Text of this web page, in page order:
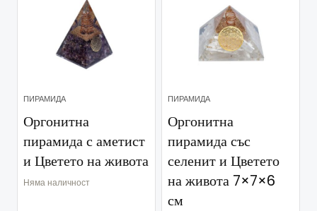
ПИРАМИДА
Оргонитна
пирамида с аметист
и Цветето на живота
Няма наличност
ПИРАМИДА
Оргонитна
пирамида със
селенит и Цветето
на живота 7×7×6
см